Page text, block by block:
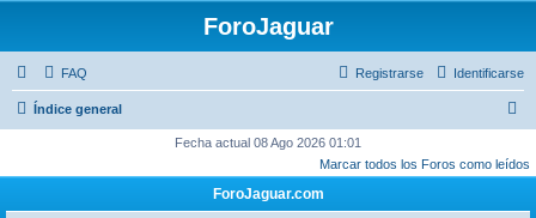
ForoJaguar
FAQ Identificarse
Registrarse
Índice general
s
Fecha actual 08 Ago 2026 01:01
Marcar todos los Foros como leídos
ForoJaguar.com